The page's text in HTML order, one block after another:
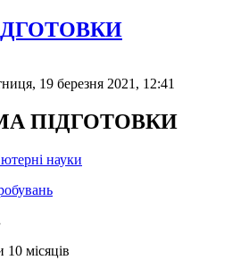
19 березня 2021, 12:41
ПІДГОТОВКИ
науки
місяців